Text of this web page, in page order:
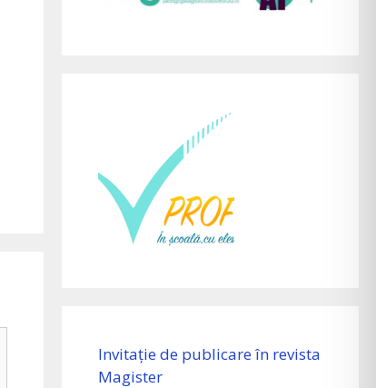
Invitație de publicare în revista
Magister